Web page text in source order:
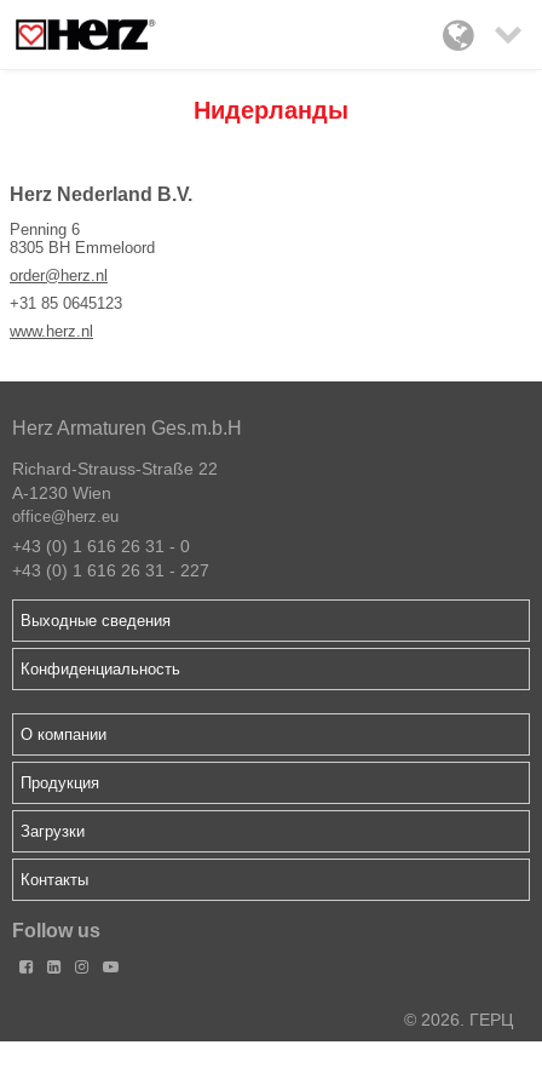

Нидерланды
Herz Nederland B.V.
Penning 6
8305 BH Emmeloord
order@herz.nl
+31 85 0645123
www.herz.nl
Herz Armaturen Ges.m.b.H
Richard-Strauss-Straße 22
A-1230 Wien
office@herz.eu
+43 (0) 1 616 26 31 - 0
+43 (0) 1 616 26 31 - 227
Выходные сведения
Конфиденциальность
О компании
Продукция
Загрузки
Контакты
Follow us
   
© 2026. ГЕРЦ